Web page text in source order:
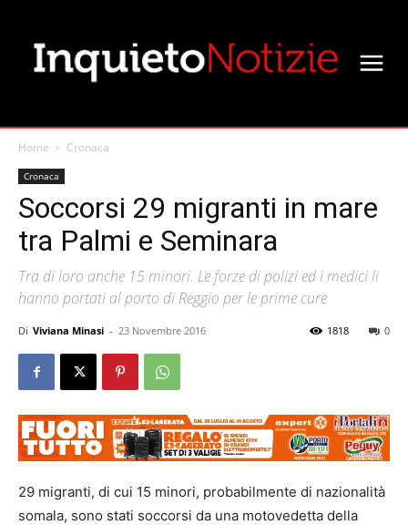
Home Cronaca
Cronaca
Soccorsi 29 migranti in mare
tra Palmi e Seminara
Tra di loro anche 15 minori. Le forze di polizi ed i medici li
hanno portati al porto di Reggio per le prime cure
Di Viviana Minasi - 23 Novembre 2016 0
1818
29 migranti, di cui 15 minori, probabilmente di nazionalità
somala, sono stati soccorsi da una motovedetta della